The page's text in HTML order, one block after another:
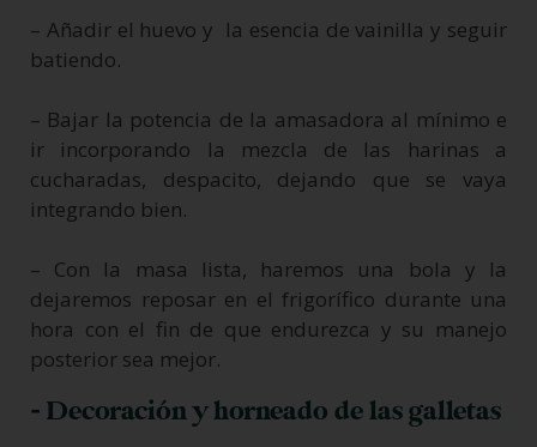
– Añadir el huevo y la esencia de vainilla y seguir
batiendo.
– Bajar la potencia de la amasadora al mínimo e
ir incorporando la mezcla de las harinas a
cucharadas, despacito, dejando que se vaya
integrando bien.
– Con la masa lista, haremos una bola y la
dejaremos reposar en el frigorífico durante una
hora con el fin de que endurezca y su manejo
posterior sea mejor.
- Decoración y horneado de las galletas